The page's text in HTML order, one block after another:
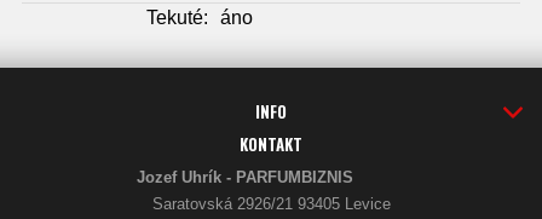
Tekuté:
áno
INFO
KONTAKT
Jozef Uhrík - PARFUMBIZNIS
Saratovská 2926/21 93405 Levice